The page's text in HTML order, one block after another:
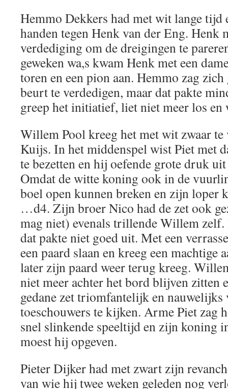
Hemmo Dekkers had met wit lange tijd
handen tegen Henk van der Eng. Henk
verdediging om de dreigingen te
geweken wa,s kwam Henk met een
toren en een pion aan. Hemmo zag
beurt te verdedigen, maar dat pakte
greep het initiatief, liet niet meer los en
Willem Pool kreeg het met wit zwaar te
Kuijs. In het middenspel wist Piet met
te bezetten en hij oefende grote druk
Omdat de witte koning ook in de
boel open kunnen breken en zijn loper
…d4. Zijn broer Nico had de zet ook
mag niet) evenals trillende Willem zelf.
dat pakte niet goed uit. Met een
een paard slaan en kreeg een machtige
later zijn paard weer terug kreeg.
niet meer achter het bord blijven zitten
gedane zet triomfantelijk en nauwelijks
toeschouwers te kijken. Arme Piet zag
snel slinkende speeltijd en zijn koning
moest hij opgeven.
Pieter Dijker had met zwart zijn
van wie hij twee weken geleden nog